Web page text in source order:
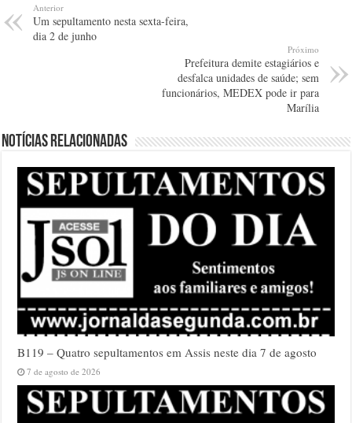
Anterior
Um sepultamento nesta sexta-feira,
dia 2 de junho
Próximo
Prefeitura demite estagiários e
desfalca unidades de saúde; sem
funcionários, MEDEX pode ir para
Marília
Notícias relacionadas
B119 – Quatro sepultamentos em Assis neste dia 7 de agosto
7 de agosto de 2026